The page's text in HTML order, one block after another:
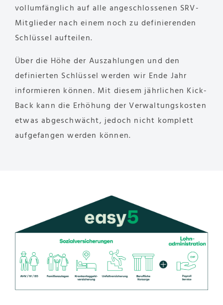
vollumfänglich auf alle angeschlossenen SRV-
Mitglieder nach einem noch zu definierenden
Schlüssel aufteilen.
Über die Höhe der Auszahlungen und den
definierten Schlüssel werden wir Ende Jahr
informieren können. Mit diesem jährlichen Kick-
Back kann die Erhöhung der Verwaltungskosten
etwas abgeschwächt, jedoch nicht komplett
aufgefangen werden können.